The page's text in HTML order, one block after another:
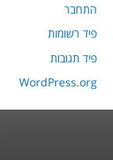
התחבר
פיד רשומות
פיד תגובות
WordPress.org